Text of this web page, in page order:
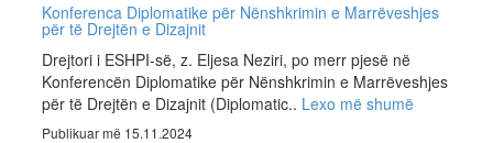
Konferenca Diplomatike për Nënshkrimin e Marrëveshjes
për të Drejtën e Dizajnit
Drejtori i ESHPI-së, z. Eljesa Neziri, po merr pjesë në
Konferencën Diplomatike për Nënshkrimin e Marrëveshjes
për të Drejtën e Dizajnit (Diplomatic.. Lexo më shumë
Publikuar më 15.11.2024